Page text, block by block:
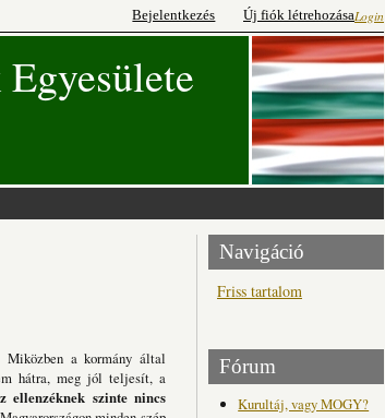
Login
Bejelentkezés Új fiók létrehozása
a kormány által
hátra, meg jól teljesít, a
ellenzéknek szinte nincs
Navigáció
Friss tartalom
Fórum
Kurultáj, vagy MOGY?